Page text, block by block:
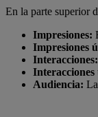
En la parte superior
Impresiones:
Impresiones
Interacciones:
Interacciones
Audiencia: